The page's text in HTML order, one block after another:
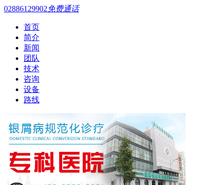
02886129902免费通话
首页
简介
新闻
团队
技术
咨询
设备
路线